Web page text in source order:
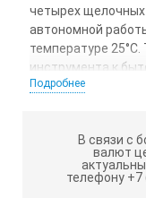
четырех щелочных
автономной
температуре
инструмента к
вольт, для чего
производстве
Лазерный
горизонтальную
Подробнее
В связи с
валют
телефону +7